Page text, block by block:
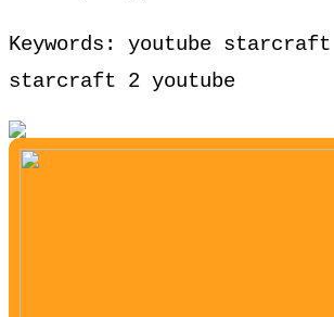
Keywords: youtube
starcraft 2 youtube